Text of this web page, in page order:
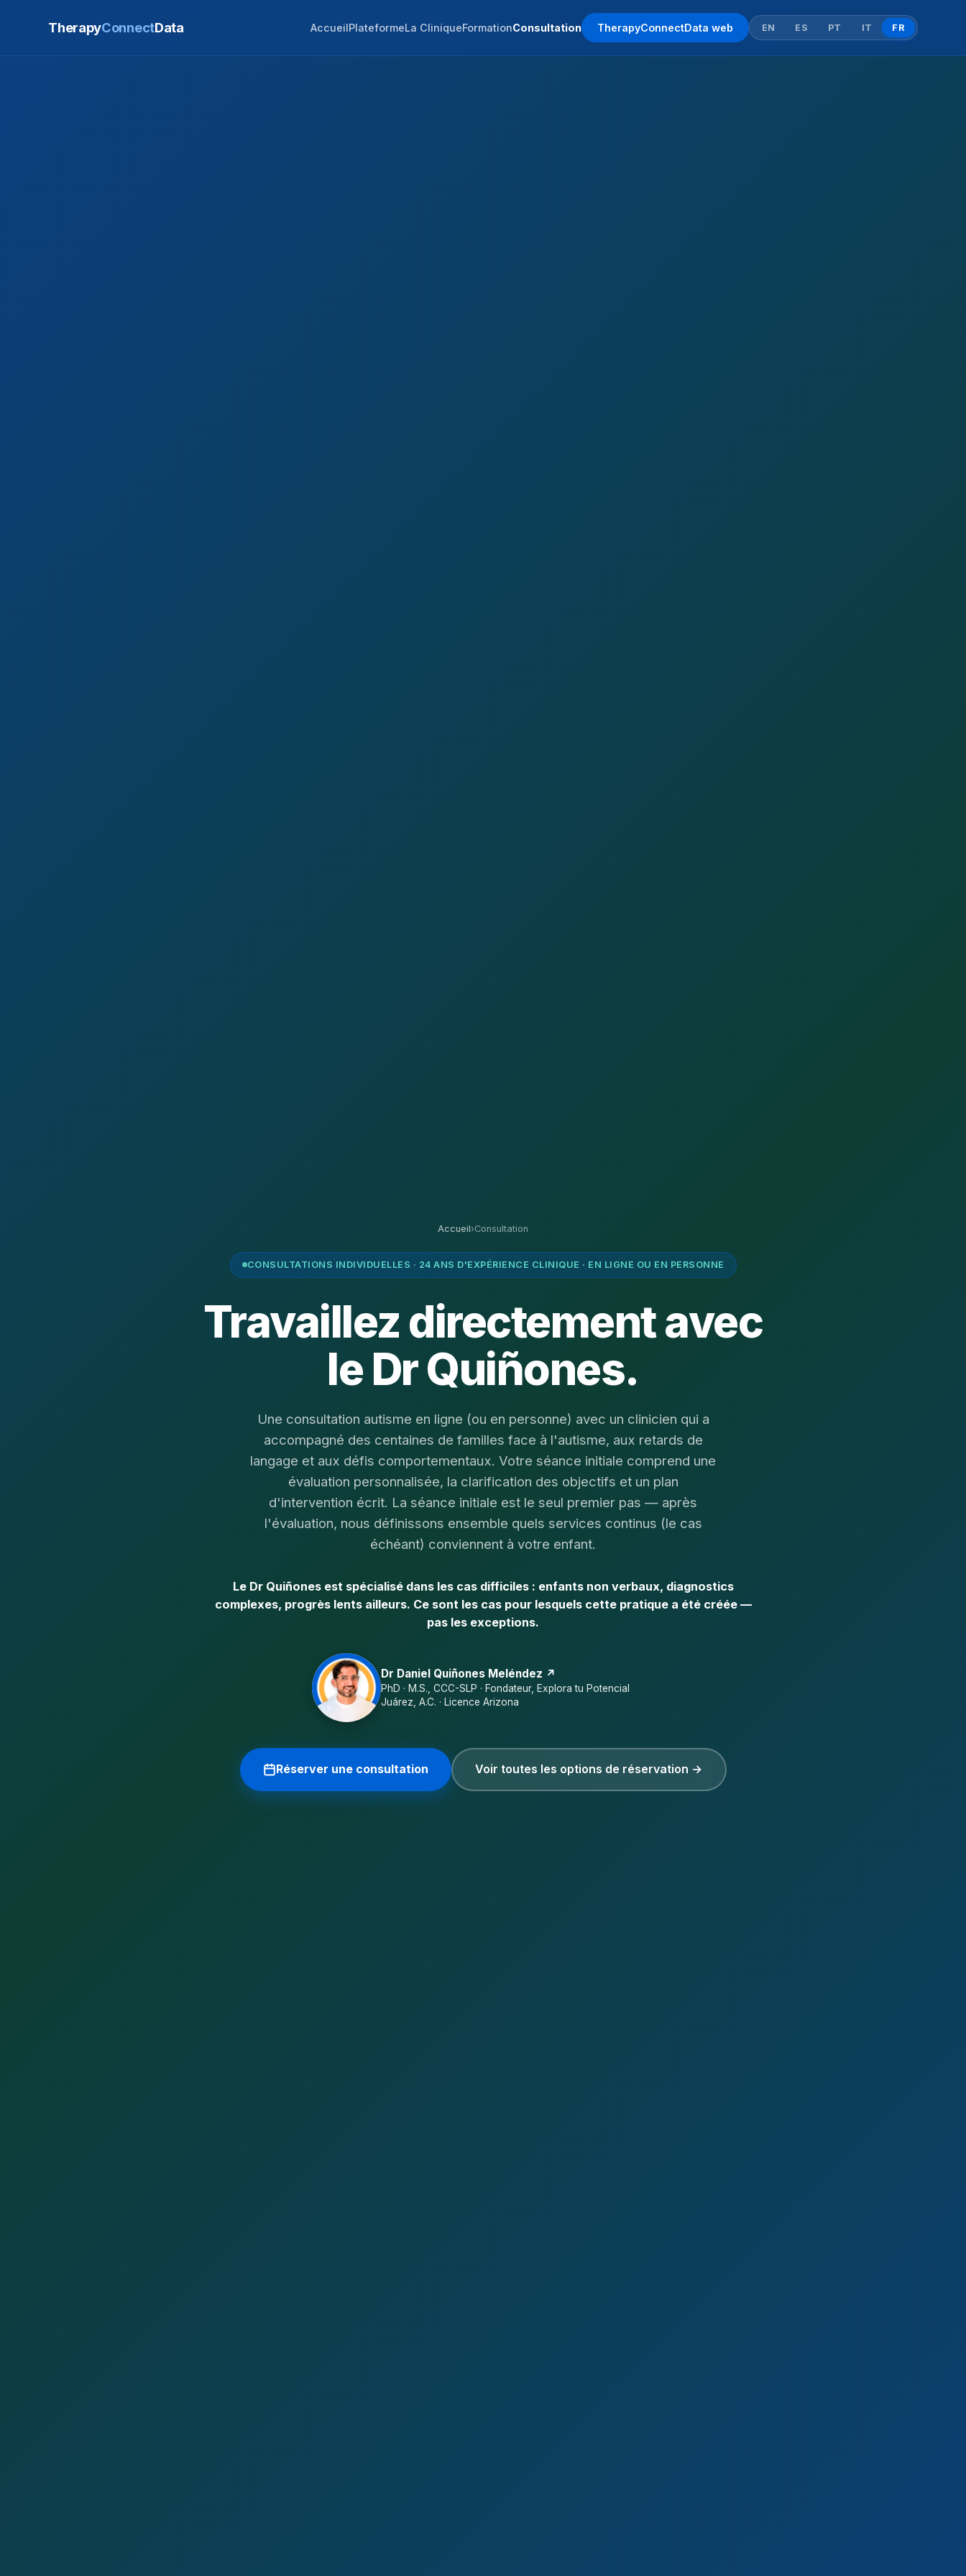
TherapyConnectData AccueilPlateformeLa CliniqueFormationConsultation TherapyConnectData web EN ES PT IT FR
Accueil›Consultation
CONSULTATIONS INDIVIDUELLES · 24 ANS D'EXPÉRIENCE CLINIQUE · EN LIGNE OU EN PERSONNE
Travaillez directement avec
le Dr Quiñones.
Une consultation autisme en ligne (ou en personne) avec un clinicien qui a
accompagné des centaines de familles face à l'autisme, aux retards de
langage et aux défis comportementaux. Votre séance initiale comprend une
évaluation personnalisée, la clarification des objectifs et un plan
d'intervention écrit. La séance initiale est le seul premier pas — après
l'évaluation, nous définissons ensemble quels services continus (le cas
échéant) conviennent à votre enfant.
Le Dr Quiñones est spécialisé dans les cas difficiles : enfants non verbaux, diagnostics
complexes, progrès lents ailleurs. Ce sont les cas pour lesquels cette pratique a été créée —
pas les exceptions.
Dr Daniel Quiñones Meléndez ↗
PhD · M.S., CCC-SLP · Fondateur, Explora tu Potencial
Juárez, A.C. · Licence Arizona
Réserver une consultation Voir toutes les options de réservation →